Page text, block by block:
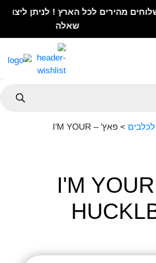
לכל הארץ ! לניתן ליצור קשר לכל
>
פאץ' – I'M YOUR
פאץ' – I'M YOUR